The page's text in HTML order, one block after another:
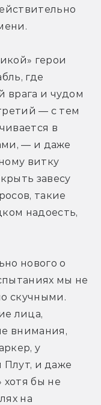
герои
где
врага и чудом
— с тем
в
— и даже
витку
завесу
такие
надоесть,
нового о
мы не
скучными.
лица,
внимания,
у
Плут, и даже
хотя бы не
на